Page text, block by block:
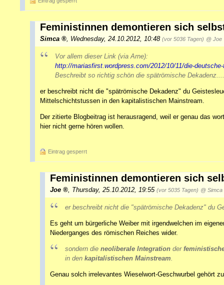
Feministinnen demontieren sich
Simca Wednesday, 24.10.2012, 10:48 (vor 5036 Tagen) @ Joe
Vor allem dieser Link (via Arne):
http://mariasfirst.wordpress.com/2012/10/11/die-
Beschreibt so richtig schön die spätrömische Dekadenz....
er beschreibt nicht die "spätrömische Dekadenz" du
Mittelschichtstussen in den kapitalistischen Mainstream.
Der zitierte Blogbeitrag ist herausragend, weil er genau das
hier nicht gerne hören wollen.
Eintrag gesperrt
Feministinnen demontieren sich
Joe , Thursday, 25.10.2012, 19:55 (vor 5035 Tagen) @ Simca
er beschreibt nicht die "spätrömische Dekadenz" du
Es geht um bürgerliche Weiber mit irgendwelchen im
Niederganges des römischen Reiches wider.
sondern die neoliberale Integration der
in den kapitalistischen Mainstream.
Genau solch irrelevantes Wieselwort-Geschwurbel gehört